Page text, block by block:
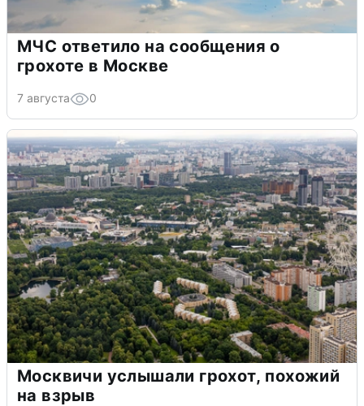
МЧС ответило на сообщения о
грохоте в Москве
7 августа 0
Москвичи услышали грохот, похожий
на взрыв